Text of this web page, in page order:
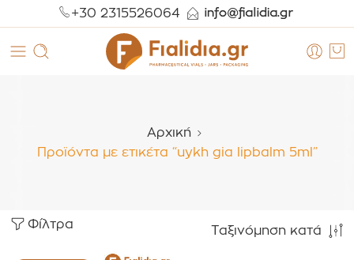
+30 2315526064
Αρχική
Προϊόντα με ετικέτα “uykh gia lipbalm 5ml”
Φίλτρα Ταξινόμηση κατά